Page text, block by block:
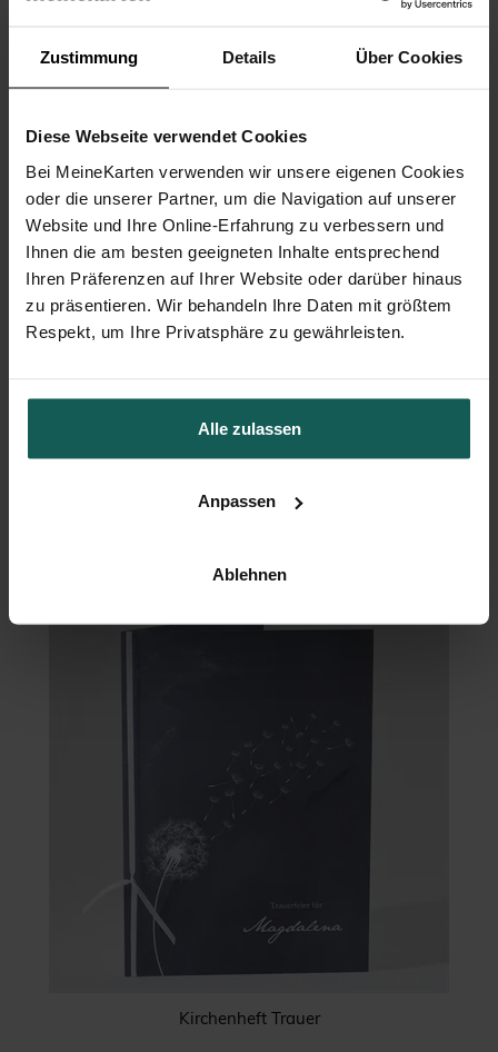
Zustimmung Details Über Cookies
Diese Webseite verwendet Cookies
Bei MeineKarten verwenden wir unsere eigenen Cookies
oder die unserer Partner, um die Navigation auf unserer
Website und Ihre Online-Erfahrung zu verbessern und
Ihnen die am besten geeigneten Inhalte entsprechend
Ihren Präferenzen auf Ihrer Website oder darüber hinaus
zu präsentieren. Wir behandeln Ihre Daten mit größtem
Respekt, um Ihre Privatsphäre zu gewährleisten.
Alle zulassen
Anpassen
Ablehnen
Aufkleber Trauer
Kerze
Kirchenheft Trauer